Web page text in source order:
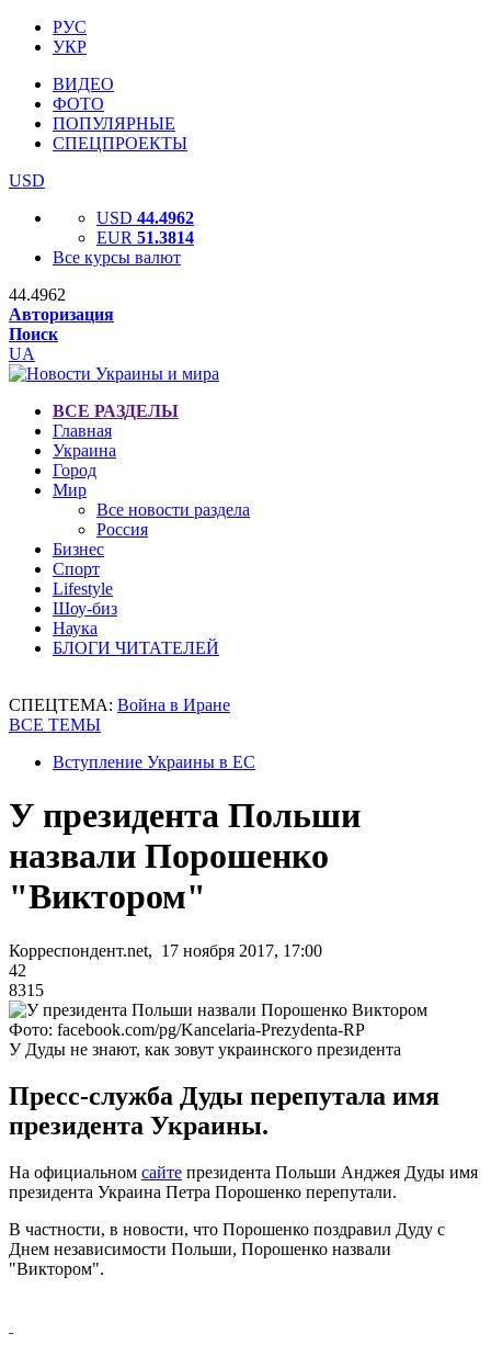
РУС
УКР
ВИДЕО
ФОТО
ПОПУЛЯРНЫЕ
СПЕЦПРОЕКТЫ
USD
USD 44.4962
EUR 51.3814
Все курсы валют
44.4962
Авторизация
Поиск
UA
ВСЕ РАЗДЕЛЫ
Главная
Украина
Город
Мир
Все новости раздела
Россия
Бизнес
Спорт
Lifestyle
Шоу-биз
Наука
БЛОГИ ЧИТАТЕЛЕЙ
СПЕЦТЕМА: Война в Иране
ВСЕ ТЕМЫ
Вступление Украины в ЕС
У президента Польши
назвали Порошенко
"Виктором"
Корреспондент.net, 17 ноября 2017, 17:00
42
8315
Фото: facebook.com/pg/Kancelaria-Prezydenta-RP
У Дуды не знают, как зовут украинского президента
Пресс-служба Дуды перепутала имя
президента Украины.
На официальном сайте президента Польши Анджея Дуды имя
президента Украина Петра Порошенко перепутали.
В частности, в новости, что Порошенко поздравил Дуду с
Днем независимости Польши, Порошенко назвали
"Виктором".